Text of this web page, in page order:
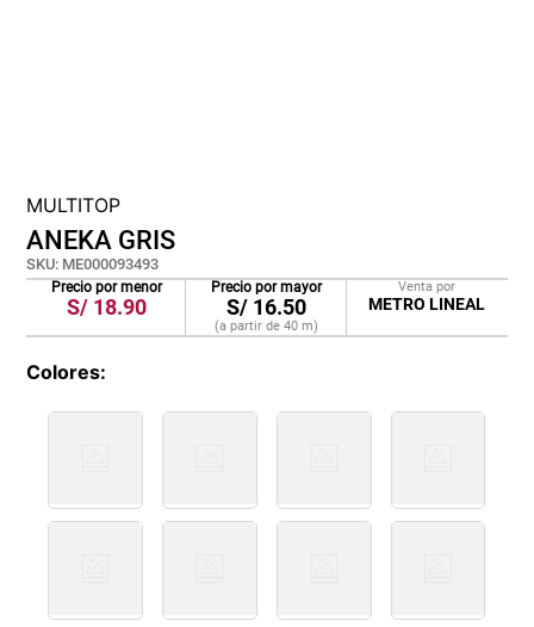
MULTITOP
ANEKA GRIS
SKU: ME000093493
Precio por menor
S/ 18.90
Precio por mayor
S/ 16.50
(a partir de 40 m)
Venta por
METRO LINEAL
Colores